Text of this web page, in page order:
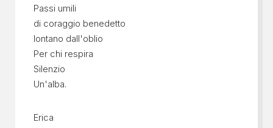
Passi umili
di coraggio benedetto
lontano dall'oblio
Per chi respira
Silenzio
Un'alba.
Erica